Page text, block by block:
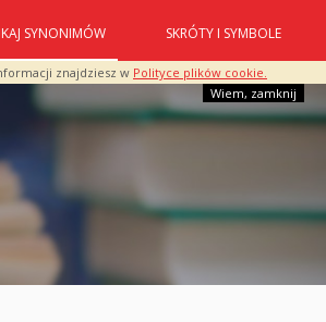
znajdziesz w Polityce plików cookie.
Wiem, zamknij
SYNONIMÓW SKRÓTY I SYMBOLE